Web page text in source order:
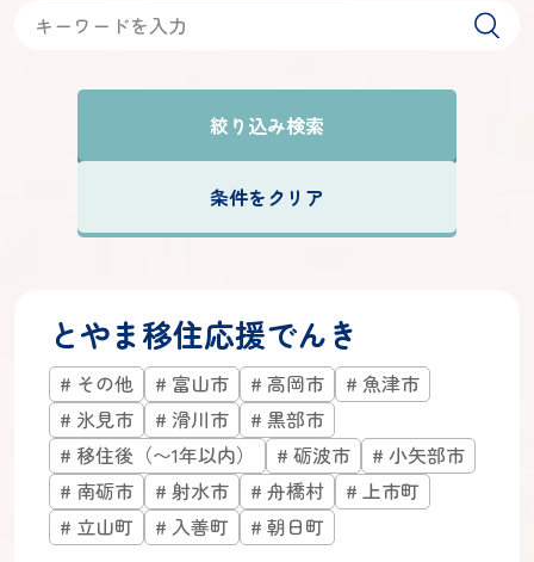
絞り込み検索
条件をクリア
とやま移住応援でんき
その他 富山市 高岡市
魚津市
氷見市
滑川市
黒部市
移住後（〜1年以内）
砺波市
小矢部市
南砺市
射水市 舟橋村
上市町
立山町
入善町 朝日町